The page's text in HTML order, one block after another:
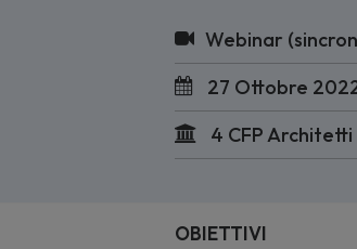
Webinar
27 Ottobre
4 CFP Architetti
OBIETTIVI